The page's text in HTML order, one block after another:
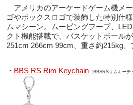
アメリカのアーケードゲーム機メ
ゴやボックスロゴで装飾した特別仕
ムマシーン。ムービングフープ、
クト機能搭載で、バスケットボール
251cm 266cm 99cm、重さ約215kg、
・ BBS RS Rim Keychain （BBSRSリムキーチ